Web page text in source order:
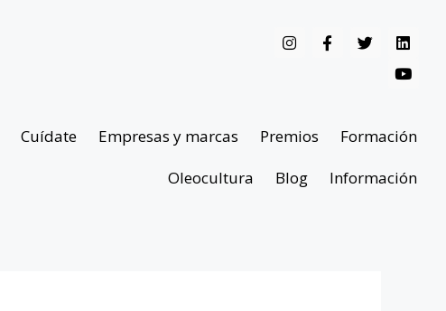
Cuídate Empresas y marcas Premios
Formación
Oleocultura
Blog Información